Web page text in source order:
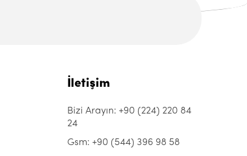
İletişim
Bizi Arayın: +90 (224) 220 84
24
Gsm: +90 (544) 396 98 58